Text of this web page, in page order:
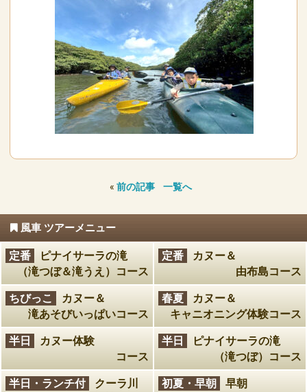
« 前の記事 一覧へ
風車 ツアーメニュー
定番
ピナイサーラの滝
（滝つぼ＆滝うえ）コース
定番
カヌー＆
由布島コース
ちびっこ
カヌー＆
滝あそびいっぱいコース
春夏
カヌー＆
キャニオニング体験コース
半日
カヌー体験
コース
半日
ピナイサーラの滝
（滝つぼ）コース
半日・ランチ付
クーラ川
初夏・早朝
早朝